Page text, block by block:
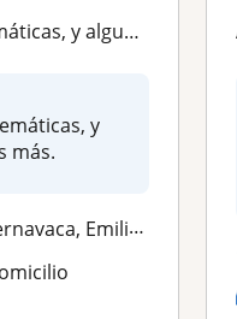
materias más
y
más.
(Morelos), Jiutepec, Temixco